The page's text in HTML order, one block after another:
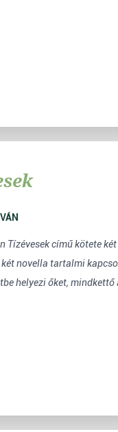
Tízévesek című kötete
novella tartalmi
helyezi őket, mindkettő